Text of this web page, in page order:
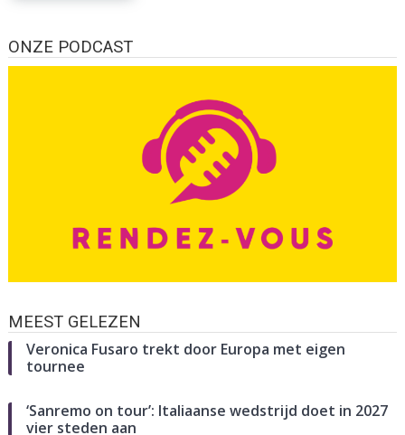
ONZE PODCAST
MEEST GELEZEN
Veronica Fusaro trekt door Europa met eigen
tournee
‘Sanremo on tour’: Italiaanse wedstrijd doet in 2027
vier steden aan